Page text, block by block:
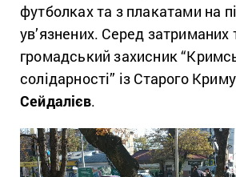
футболках та з плакатами на
ув’язнених. Серед затриманих
громадський захисник
солідарності” із Старого Криму
Сейдалієв.
Відеопрогравач